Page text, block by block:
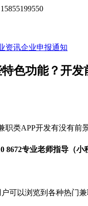
资讯企业申报通知
色功能？开发
职类APP开发有没有
8672专业老师指导（
可以浏览到各种热门